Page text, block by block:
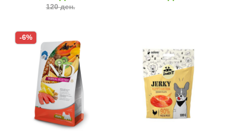
120 ден.
-6%